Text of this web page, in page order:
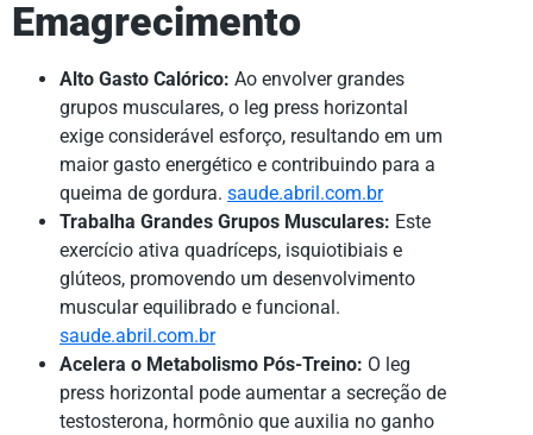
Emagrecimento
Alto Gasto Calórico: Ao envolver grandes
grupos musculares, o leg press horizontal
exige considerável esforço, resultando em um
maior gasto energético e contribuindo para a
queima de gordura. saude.abril.com.br
Trabalha Grandes Grupos Musculares: Este
exercício ativa quadríceps, isquiotibiais e
glúteos, promovendo um desenvolvimento
muscular equilibrado e funcional.
saude.abril.com.br
Acelera o Metabolismo Pós-Treino: O leg
press horizontal pode aumentar a secreção de
testosterona, hormônio que auxilia no ganho